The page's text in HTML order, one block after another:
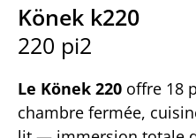
Könek k220
220 pi2
Le Könek 220 offre 18
chambre fermée,